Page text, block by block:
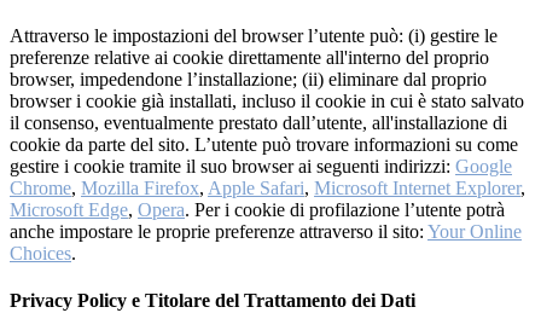
Attraverso le impostazioni del browser l’utente può: (i) gestire le
preferenze relative ai cookie direttamente all'interno del proprio
browser, impedendone l’installazione; (ii) eliminare dal proprio
browser i cookie già installati, incluso il cookie in cui è stato salvato
il consenso, eventualmente prestato dall’utente, all'installazione di
cookie da parte del sito. L’utente può trovare informazioni su come
gestire i cookie tramite il suo browser ai seguenti indirizzi: Google
Chrome, Mozilla Firefox, Apple Safari, Microsoft Internet Explorer,
Microsoft Edge, Opera. Per i cookie di profilazione l’utente potrà
anche impostare le proprie preferenze attraverso il sito: Your Online
Choices.
Privacy Policy e Titolare del Trattamento dei Dati